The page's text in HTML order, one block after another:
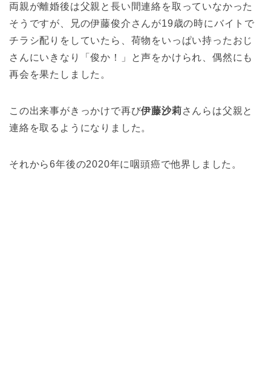
両親が離婚後は父親と長い間連絡を取っていなかった
そうですが、兄の伊藤俊介さんが19歳の時にバイトで
チラシ配りをしていたら、荷物をいっぱい持ったおじ
さんにいきなり「俊か！」と声をかけられ、偶然にも
再会を果たしました。
この出来事がきっかけで再び伊藤沙莉さんらは父親と
連絡を取るようになりました。
それから6年後の2020年に咽頭癌で他界しました。